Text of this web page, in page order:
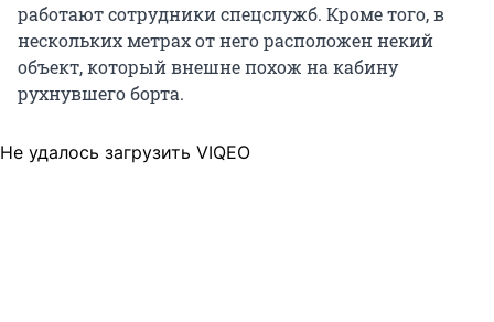
работают сотрудники спецслужб. Кроме того, в
нескольких метрах от него расположен некий
объект, который внешне похож на кабину
рухнувшего борта.
Не удалось загрузить VIQEO